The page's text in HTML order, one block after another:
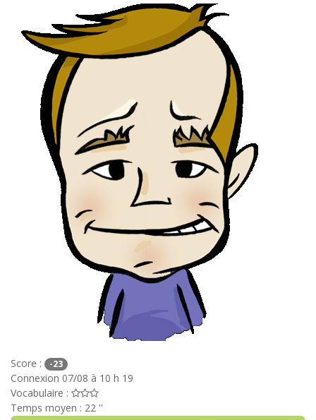
Score : -23
Connexion 07/08 à 10 h 19
Vocabulaire :
Temps moyen : 22 ''